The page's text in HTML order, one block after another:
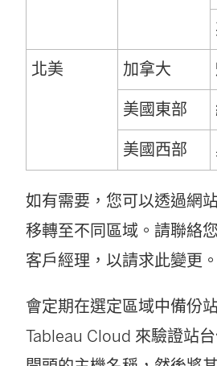
北美 加拿大
美國東部
美國西部
如有需要，您可以透過網
移轉至不同區域。請聯絡
客戶經理，以請求此變更。
會定期在選定區域中備份
Tableau Cloud 來驗證站